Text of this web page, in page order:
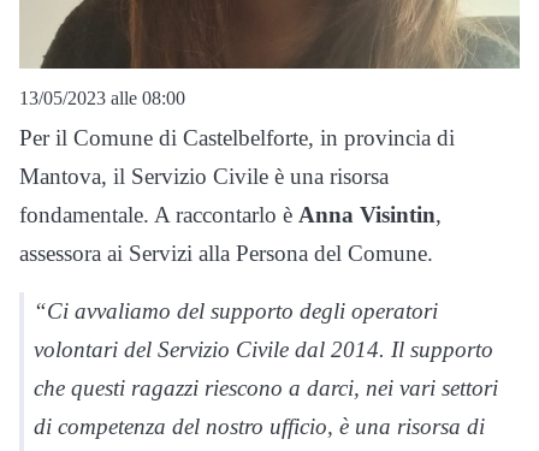
13/05/2023 alle 08:00
Per il Comune di Castelbelforte, in provincia di
Mantova, il Servizio Civile è una risorsa
fondamentale. A raccontarlo è Anna Visintin,
assessora ai Servizi alla Persona del Comune.
“Ci avvaliamo del supporto degli operatori
volontari del Servizio Civile dal 2014. Il supporto
che questi ragazzi riescono a darci, nei vari settori
di competenza del nostro ufficio, è una risorsa di